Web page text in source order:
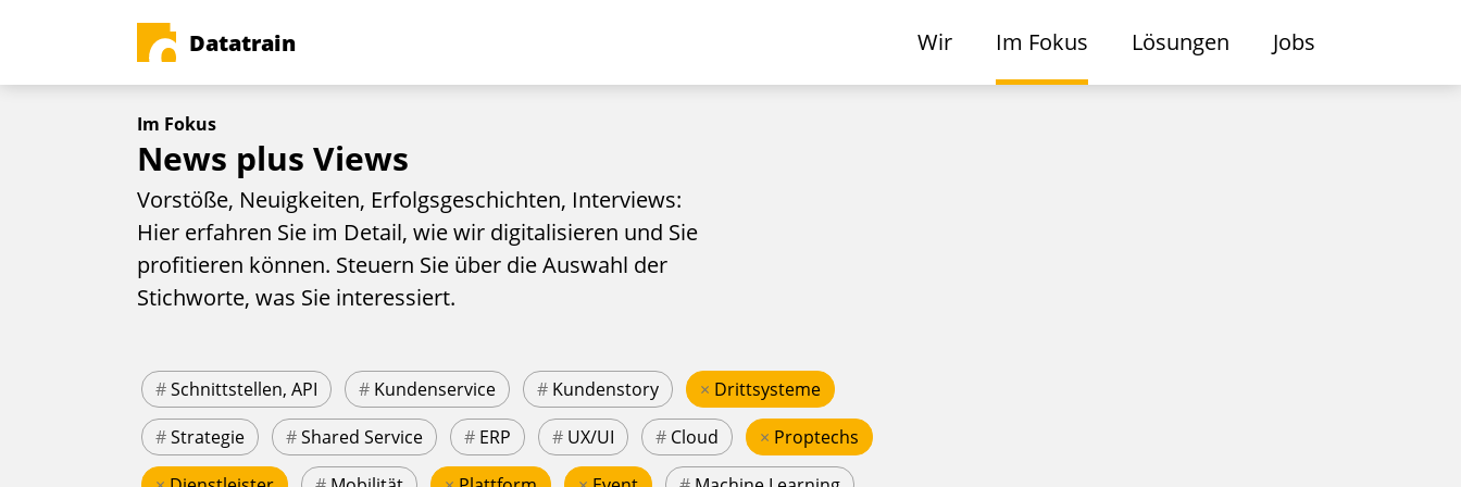
Datatrain Wir Im Fokus Lösungen Jobs
Im Fokus
News plus Views
Vorstöße, Neuigkeiten, Erfolgsgeschichten, Interviews:
Hier erfahren Sie im Detail, wie wir digitalisieren und Sie
profitieren können. Steuern Sie über die Auswahl der
Stichworte, was Sie interessiert.
#Schnittstellen, API # Kundenservice # Kundenstory × Drittsysteme
#Strategie #Shared Service # ERP # UX/UI # Cloud × Proptechs